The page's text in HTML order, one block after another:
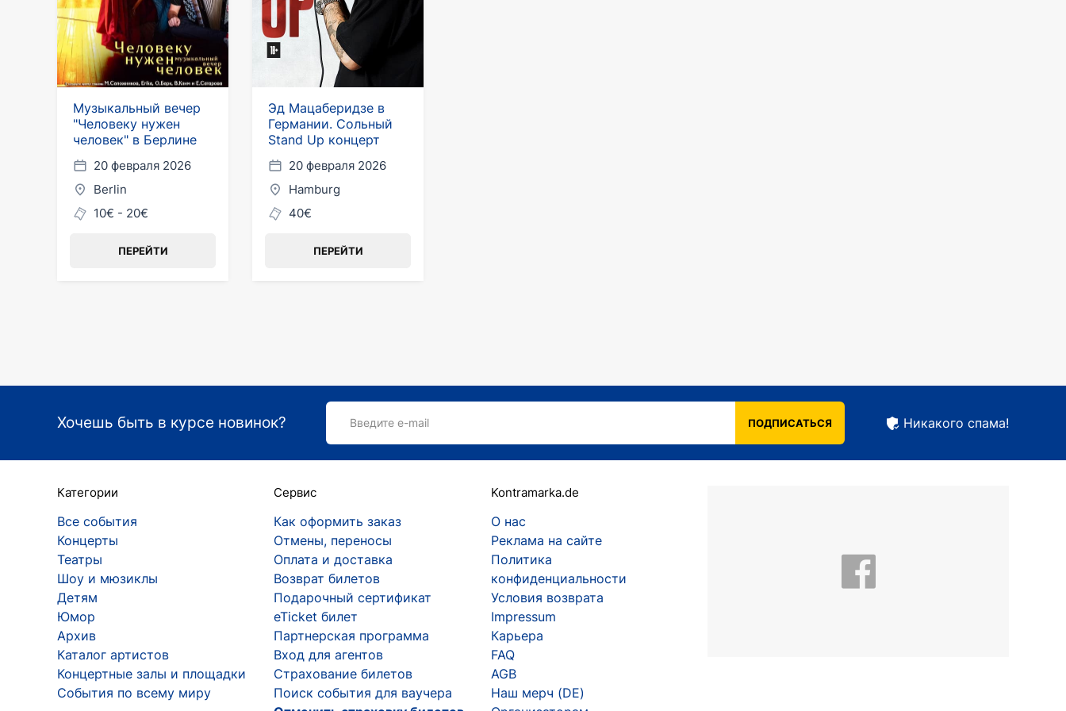
Музыкальный вечер
"Человеку нужен
человек" в Берлине
20 февраля 2026
Berlin
10€ - 20€
ПЕРЕЙТИ
Эд Мацаберидзе в
Германии. Сольный
Stand Up концерт
20 февраля 2026
Hamburg
40€
ПЕРЕЙТИ
Хочешь быть в курсе новинок? Введите e-mail ПОДПИСАТЬСЯ Никакого спама!
Категории
Все события
Концерты
Театры
Шоу и мюзиклы
Детям
Юмор
Архив
Каталог артистов
Концертные залы и площадки
События по всему миру
Сервис
Как оформить заказ
Отмены, переносы
Оплата и доставка
Возврат билетов
Подарочный сертификат
eTicket билет
Партнерская программа
Вход для агентов
Страхование билетов
Поиск события для ваучера
Kontramarka.de
О нас
Реклама на сайте
Политика
конфиденциальности
Условия возврата
Impressum
Карьера
FAQ
AGB
Наш мерч (DE)